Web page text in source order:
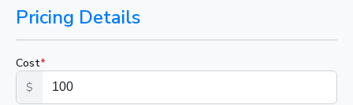
Pricing Details
Cost*
$